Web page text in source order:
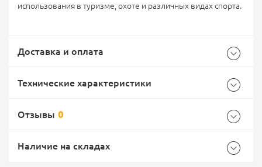
использования в туризме, охоте и различных видах спорта.
Доставка и оплата
Доставка Почтой России
EMS Почта России
Технические характеристики
Бренд Yakeda
Отзывы 0
Наличие на складах